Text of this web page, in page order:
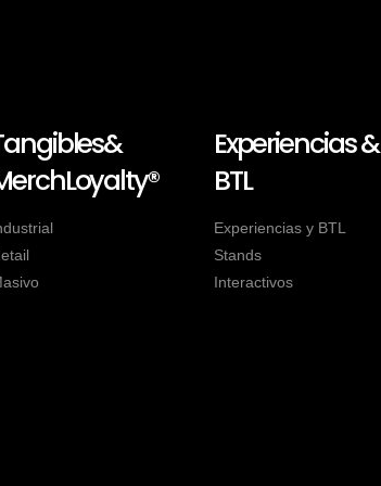
Experiencias &
BTL
Experiencias y BTL
Stands
Interactivos